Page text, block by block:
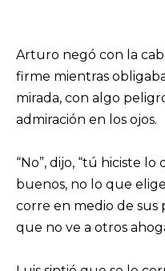
Arturo negó con la
firme mientras
mirada, con algo
admiración en los ojos.
“No”, dijo, “tú hiciste
buenos, no lo que
corre en medio de sus
que no ve a otros